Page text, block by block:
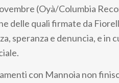
(Oyà/Columbia
delle quali firmate da
speranza e denuncia, e in
con Mannoia non